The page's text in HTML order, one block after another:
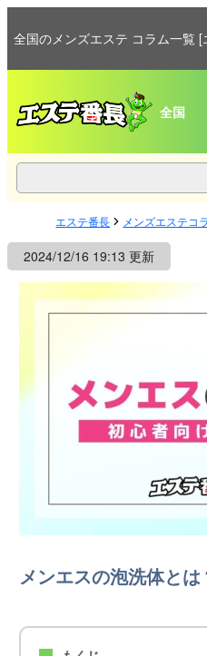
全国のメンズエステ コラム一覧 [
全国
エステ番長 メンズエステコ
2024/12/16 19:13 更新
メンエスの泡洗体とは